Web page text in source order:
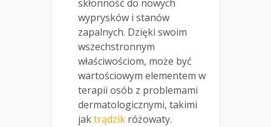
skłonność do nowych
wyprysków i stanów
zapalnych. Dzięki swoim
wszechstronnym
właściwościom, może być
wartościowym elementem w
terapii osób z problemami
dermatologicznymi, takimi
jaktrądzik różowaty.